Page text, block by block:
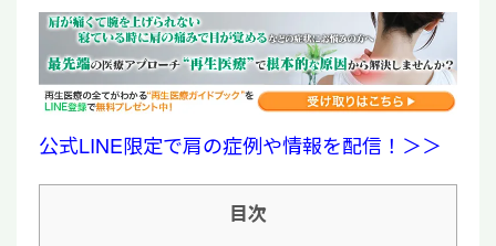
公式LINE限定で肩の症例や情報を配信！＞＞
目次